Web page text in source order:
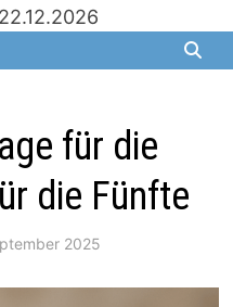
für die
die Fünfte
2025